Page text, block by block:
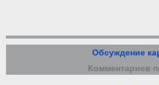
Обсуждение
Комментариев